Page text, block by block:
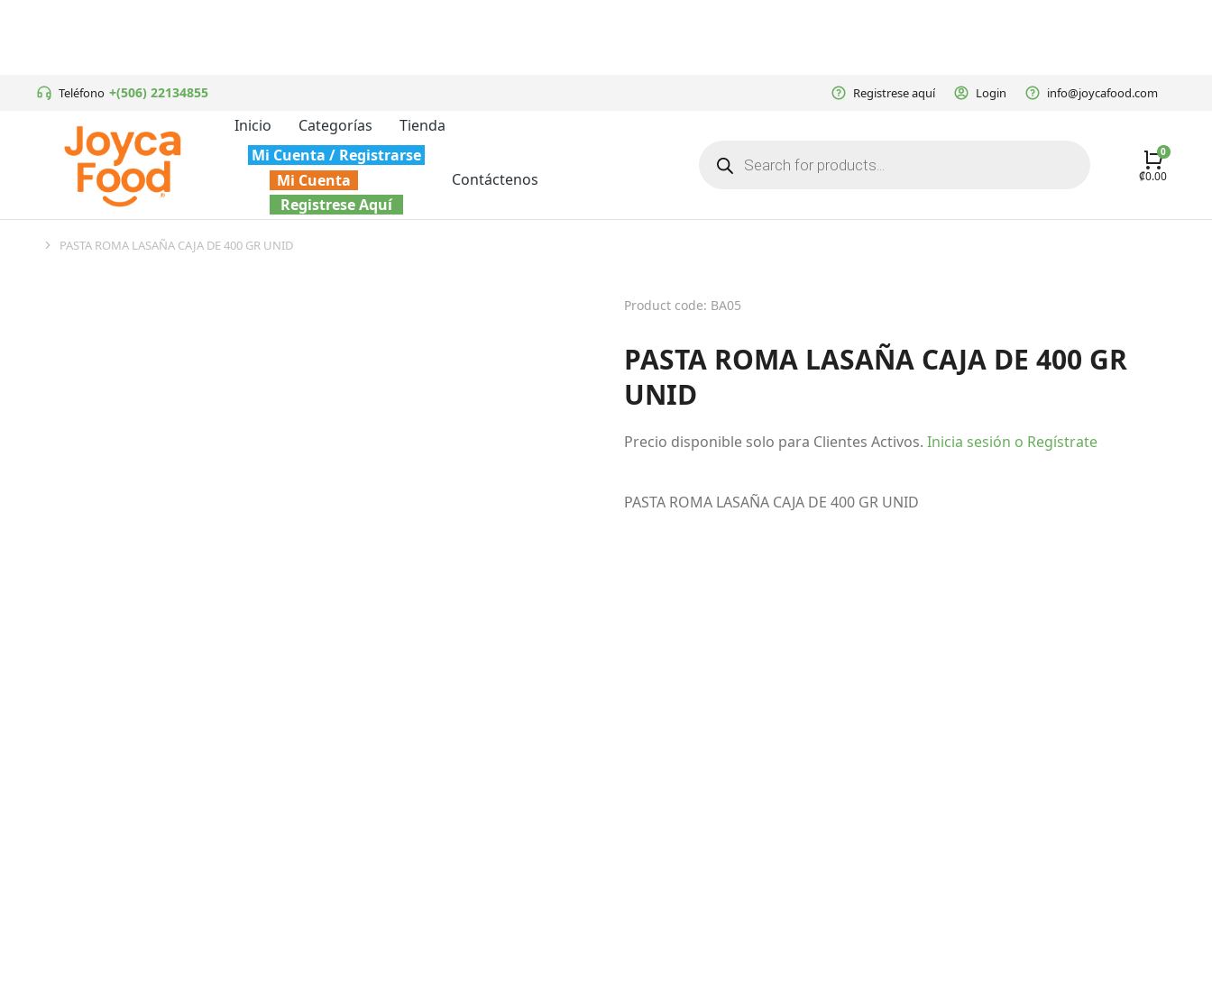
Teléfono +(506) 22134855 Registrese aquí Login info@joycafood.com
Inicio Categorías
Tienda
Mi Cuenta / Registrarse
Mi Cuenta
Registrese Aquí
Contáctenos ₡0.00
You are here:
PASTA ROMA LASAÑA CAJA DE 400 GR UNID
Product code: BA05
PASTA ROMA LASAÑA CAJA DE 400 GR
UNID
Precio disponible solo para Clientes Activos. Inicia sesión o Regístrate
PASTA ROMA LASAÑA CAJA DE 400 GR UNID